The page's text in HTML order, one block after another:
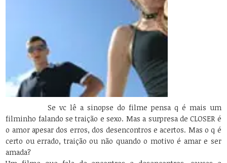
Se vc lê a sinopse do filme pensa q é mais um
filminho falando se traição e sexo. Mas a surpresa de CLOSER é
o amor apesar dos erros, dos desencontros e acertos. Mas o q é
certo ou errado, traição ou não quando o motivo é amar e ser
amada?